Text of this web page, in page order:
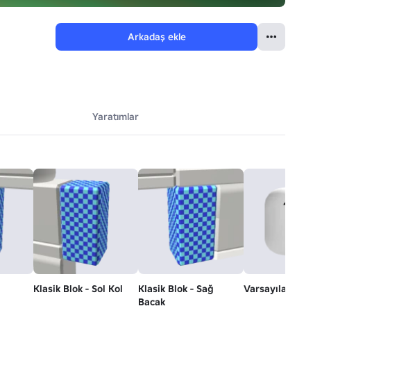
Arkadaş ekle
Yaratımlar
Klasik Blok - Sol Kol
Klasik Blok - Sağ
Bacak
Varsayılan Ruh hali